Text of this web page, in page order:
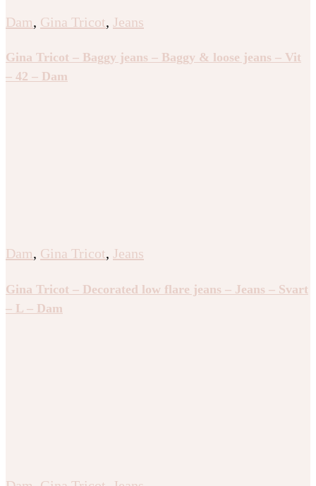
Dam, Gina Tricot, Jeans
Gina Tricot – Baggy jeans – Baggy & loose jeans – Vit
– 42 – Dam
Dam, Gina Tricot, Jeans
Gina Tricot – Decorated low flare jeans – Jeans – Svart
– L – Dam